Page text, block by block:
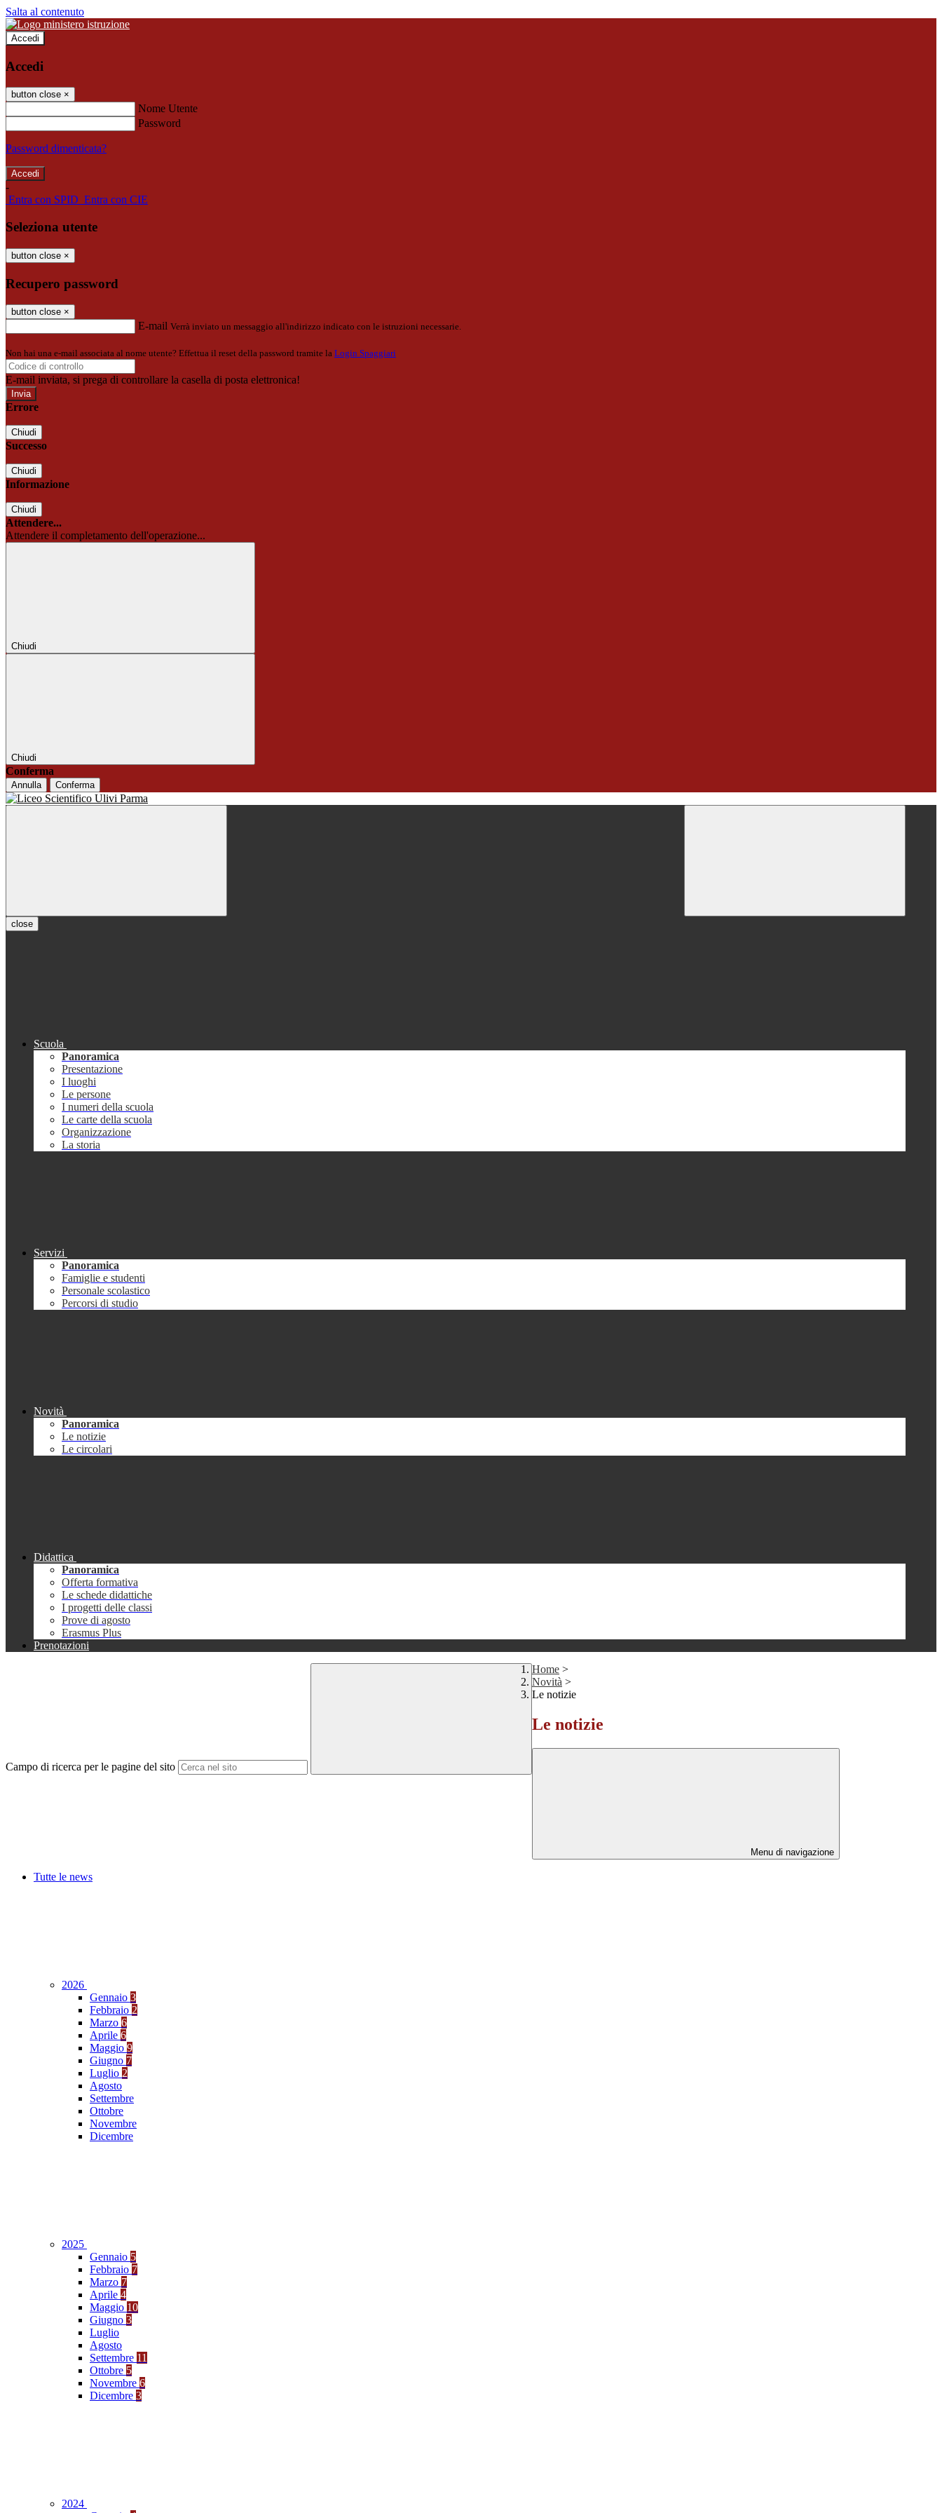
Salta al contenuto
Accedi
Accedi
button close ×
Nome Utente
Password
Password dimenticata?
-
Entra con SPID Entra con CIE
Seleziona utente
button close ×
Recupero password
button close ×
E-mail Verrà inviato un messaggio all'indirizzo indicato con le istruzioni necessarie.
Non hai una e-mail associata al nome utente? Effettua il reset della password tramite la Login Spaggiari
E-mail inviata, si prega di controllare la casella di posta elettronica!
Errore
Chiudi
Successo
Chiudi
Informazione
Chiudi
Attendere...
Attendere il completamento dell'operazione...
Chiudi
Chiudi
Conferma
Annulla Conferma
close
Scuola
Panoramica
Presentazione
I luoghi
Le persone
I numeri della scuola
Le carte della scuola
Organizzazione
La storia
Servizi
Panoramica
Famiglie e studenti
Personale scolastico
Percorsi di studio
Novità
Panoramica
Le notizie
Le circolari
Didattica
Panoramica
Offerta formativa
Le schede didattiche
I progetti delle classi
Prove di agosto
Erasmus Plus
Prenotazioni
Campo di ricerca per le pagine del sito
Home >
Novità >
Le notizie
Le notizie
Menu di navigazione
Tutte le news
2026
Gennaio 3
Febbraio 2
Marzo 6
Aprile 6
Maggio 9
Giugno 7
Luglio 2
Agosto
Settembre
Ottobre
Novembre
Dicembre
2025
Gennaio 5
Febbraio 7
Marzo 7
Aprile 4
Maggio 10
Giugno 3
Luglio
Agosto
Settembre 11
Ottobre 5
Novembre 6
Dicembre 3
2024